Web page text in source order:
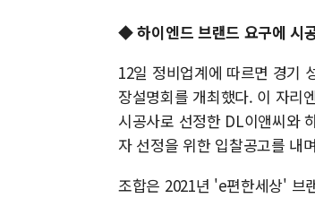
◆ 하이엔드 브랜드 요구에 시
12일 정비업계에 따르면 경기
장설명회를 개최했다. 이 자리
시공사로 선정한 DL이앤씨와
자 선정을 위한 입찰공고를 내
조합은 2021년 'e편한세상' 브